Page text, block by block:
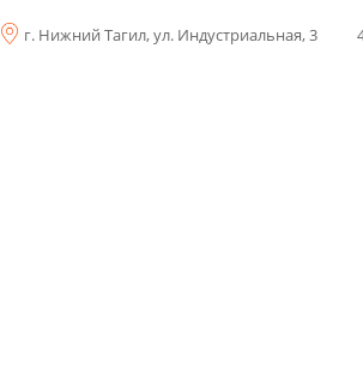
г. Нижний Тагил, ул. Индустриальная, 3